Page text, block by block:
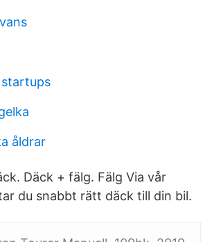
åldrar
Däck + fälg. Fälg Via vår
du snabbt rätt däck till din bil.